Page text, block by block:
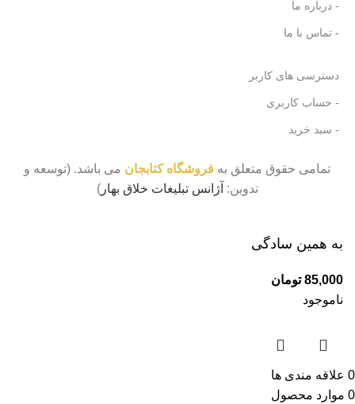
- درباره ما
- تماس با ما
دسترسی های کاربر
- حساب کاربری
- سبد خرید
تمامی حقوق متعلق به فروشگاه کتابجان می باشد. (توسعه و
تدوین: آژانس تبلیغات خلاق بهار)
به همین سادگی
85,000 تومان
ناموجود
0 علاقه مندی ها
0 موارد محصول